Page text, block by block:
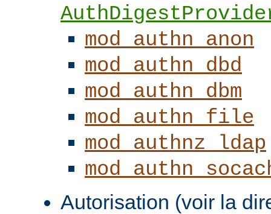
mod_authn_anon
mod_authn_dbd
mod_authn_dbm
mod_authn_file
mod_authnz_ldap
Autorisation (voir la